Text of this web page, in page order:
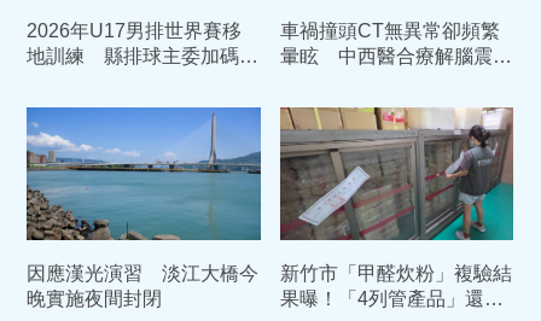
2026年U17男排世界賽移
地訓練 縣排球主委加碼加
車禍撞頭CT無異常卻頻繁
暈眩 中西醫合療解腦震盪
因應漢光演習 淡江大橋今
晚實施夜間封閉
新竹市「甲醛炊粉」複驗結
果曝！「4列管產品」還是